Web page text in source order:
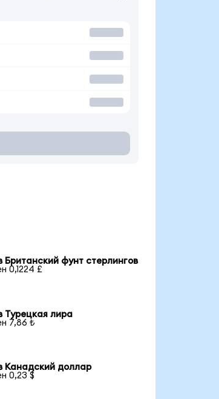
Британский фунт стерлингов
0,1224 £
Турецкая лира
7,86 ₺
Канадский доллар
0,23 $